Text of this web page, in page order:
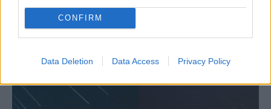
CONFIRM
Data Deletion Data Access Privacy Policy